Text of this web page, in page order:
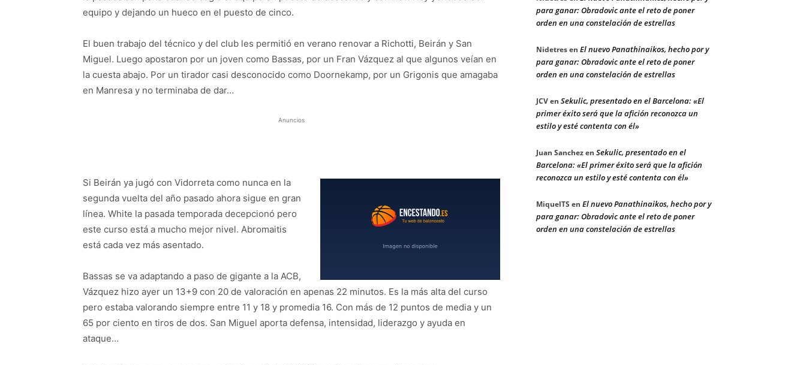
equipo y dejando un hueco en el puesto de cinco.
El buen trabajo del técnico y del club les permitió en verano renovar a Richotti, Beirán y San
Miguel. Luego apostaron por un joven como Bassas, por un Fran Vázquez al que algunos veían en
la cuesta abajo. Por un tirador casi desconocido como Doornekamp, por un Grigonis que amagaba
en Manresa y no terminaba de dar…
Anuncios
Si Beirán ya jugó con Vidorreta como nunca en la
segunda vuelta del año pasado ahora sigue en gran
línea. White la pasada temporada decepcionó pero
este curso está a mucho mejor nivel. Abromaitis
está cada vez más asentado.
Bassas se va adaptando a paso de gigante a la ACB,
Vázquez hizo ayer un 13+9 con 20 de valoración en apenas 22 minutos. Es la más alta del curso
pero estaba valorando siempre entre 11 y 18 y promedia 16. Con más de 12 puntos de media y un
65 por ciento en tiros de dos. San Miguel aporta defensa, intensidad, liderazgo y ayuda en
ataque…
para ganar: Obradovic ante el reto de poner
orden en una constelación de estrellas
Nidetresen El nuevo Panathinaikos, hecho por y
para ganar: Obradovic ante el reto de poner
orden en una constelación de estrellas
JCVen Sekulic, presentado en el Barcelona: «El
primer éxito será que la afición reconozca un
estilo y esté contenta con él»
Juan Sanchezen Sekulic, presentado en el
Barcelona: «El primer éxito será que la afición
reconozca un estilo y esté contenta con él»
MiquelTS en El nuevo Panathinaikos, hecho por y
para ganar: Obradovic ante el reto de poner
orden en una constelación de estrellas